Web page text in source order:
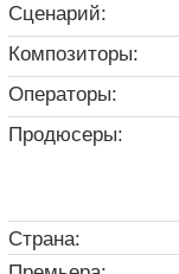
Сценарий:
Композиторы:
Операторы:
Продюсеры:
Страна: